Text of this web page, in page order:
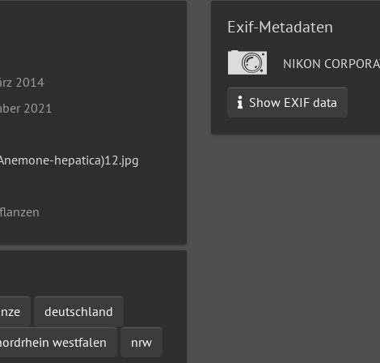
2014
2021
hepatica)12.jpg
deutschland
westfalen nrw
Exif-Metadaten
NIKON
Show EXIF data